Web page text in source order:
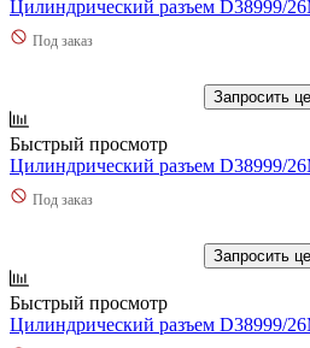
Цилиндрический разъем D38999/
Под заказ
Запросить
Быстрый просмотр
Цилиндрический разъем D38999/
Под заказ
Запросить
Быстрый просмотр
Цилиндрический разъем D38999/